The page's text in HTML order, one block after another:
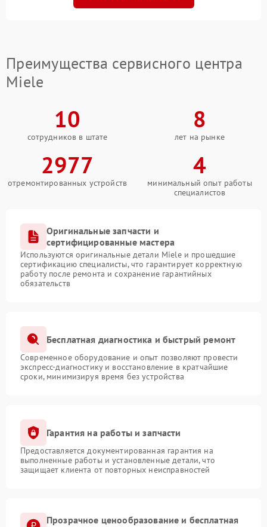
Преимущества сервисного центра
Miele
10
сотрудников в штате
8
лет на рынке
2977
отремонтированных устройств
4
минимальный опыт работы
специалистов
Оригинальные запчасти и
сертифицированные мастера
Используются оригинальные детали Miele и прошедшие
сертификацию специалисты, что гарантирует корректную
работу после ремонта и сохранение гарантийных
обязательств
Бесплатная диагностика и быстрый ремонт
Современное оборудование и опыт позволяют провести
экспресс-диагностику и восстановление в кратчайшие
сроки, минимизируя время без устройства
Гарантия на работы и запчасти
Предоставляется документированная гарантия на
выполненные работы и установленные детали, что
защищает клиента от повторных неисправностей
Прозрачное ценообразование и бесплатная